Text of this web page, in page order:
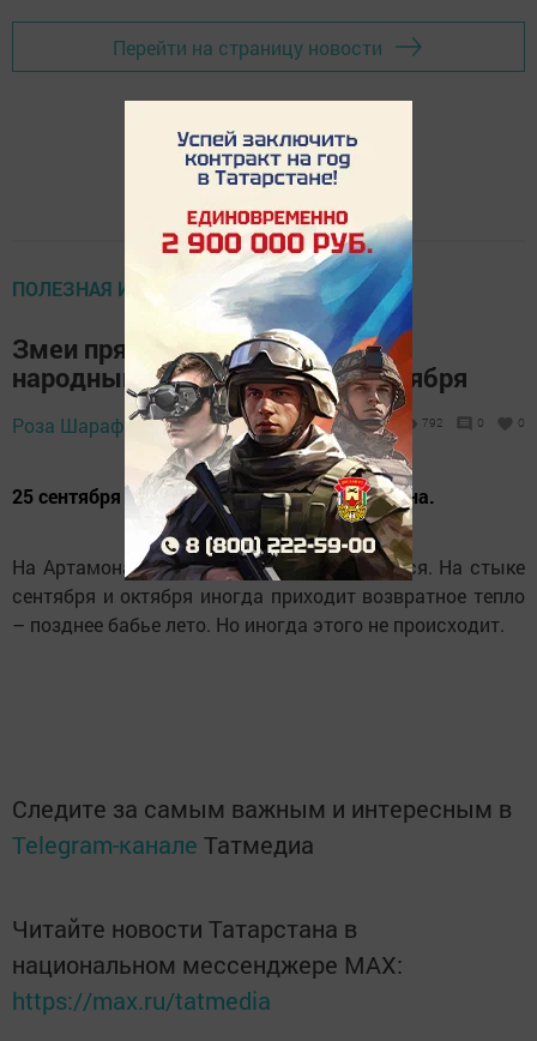
Перейти на страницу новости
ПОЛЕЗНАЯ ИНФОРМАЦИЯ
Змеи прячутся – не жди тепла:
народный календарь на 25 сентября
Роза Шарафеева, 25 сентября 2024 -
18:33
792 0 0
25 сентября – день памяти святого Артамона.
На Артамона змеи уходят в леса и прячутся. На стыке
сентября и октября иногда приходит возвратное тепло
– позднее бабье лето. Но иногда этого не происходит.
Следите за самым важным и интересным в
Telegram-канале Татмедиа
Читайте новости Татарстана в
национальном мессенджере MАХ:
https://max.ru/tatmedia